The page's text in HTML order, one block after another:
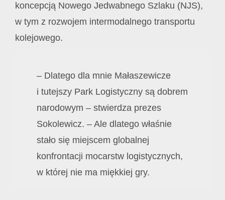
koncepcją Nowego Jedwabnego Szlaku (NJS),
w tym z rozwojem intermodalnego transportu
kolejowego.
– Dlatego dla mnie Małaszewicze
i tutejszy Park Logistyczny są dobrem
narodowym – stwierdza prezes
Sokolewicz. – Ale dlatego właśnie
stało się miejscem globalnej
konfrontacji mocarstw logistycznych,
w której nie ma miękkiej gry.